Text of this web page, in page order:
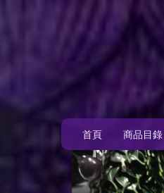
首頁 商品目錄